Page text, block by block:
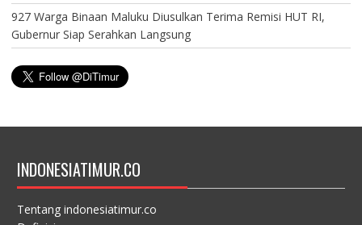
927 Warga Binaan Maluku Diusulkan Terima Remisi HUT RI,
Gubernur Siap Serahkan Langsung
INDONESIATIMUR.CO
Tentang indonesiatimur.co